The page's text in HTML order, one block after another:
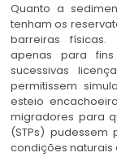
Quanto a
tenham os
barreiras físicas.
apenas para
sucessivas
permitissem
esteio
migradores para
(STPs)
condições naturais